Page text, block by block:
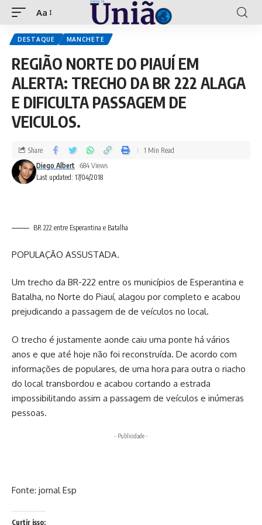
Aa
DESTAQUE MANCHETE
REGIÃO NORTE DO PIAUÍ EM
ALERTA: TRECHO DA BR 222 ALAGA
E DIFICULTA PASSAGEM DE
VEICULOS.
Last updated: 17/04/2018
Diego Albert 684 Views
Share 1 Min Read
BR 222 entre Esperantina e Batalha
POPULAÇÃO ASSUSTADA.
Um trecho da BR-222 entre os municípios de Esperantina e
Batalha, no Norte do Piauí, alagou por completo e acabou
prejudicando a passagem de de veículos no local.
O trecho é justamente aonde caiu uma ponte há vários
anos e que até hoje não foi reconstruída. De acordo com
informações de populares, de uma hora para outra o riacho
do local transbordou e acabou cortando a estrada
impossibilitando assim a passagem de veículos e inúmeras
pessoas.
- Publicidade -
Fonte: jornal Esp
Curtir isso: